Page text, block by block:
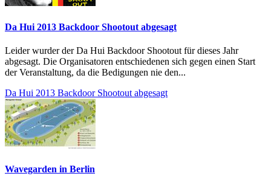
Da Hui 2013 Backdoor Shootout abgesagt
Leider wurder der Da Hui Backdoor Shootout für dieses Jahr
abgesagt. Die Organisatoren entschiedenen sich gegen einen Start
der Veranstaltung, da die Bedigungen nie den...
Da Hui 2013 Backdoor Shootout abgesagt
Wavegarden in Berlin